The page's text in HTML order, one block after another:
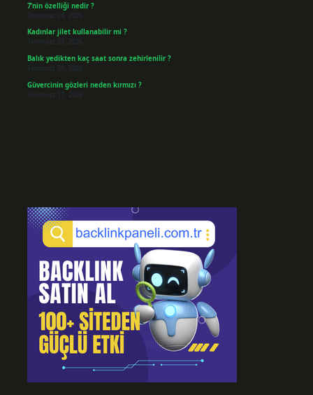
7’nin özelliği nedir ?
Temmuz 24, 2026
Kadınlar jilet kullanabilir mi ?
Temmuz 23, 2026
Balık yedikten kaç saat sonra zehirlenilir ?
Temmuz 21, 2026
Güvercinin gözleri neden kırmızı ?
Temmuz 17, 2026